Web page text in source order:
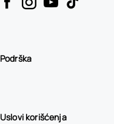
Podrška
Uslovi korišćenja